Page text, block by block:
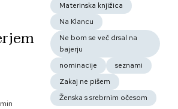
Materinska knjižica
Na Klancu
Ne bom se več drsal na
bajerju
nominacije
seznami
Zakaj ne pišem
Ženska s srebrnim očesom